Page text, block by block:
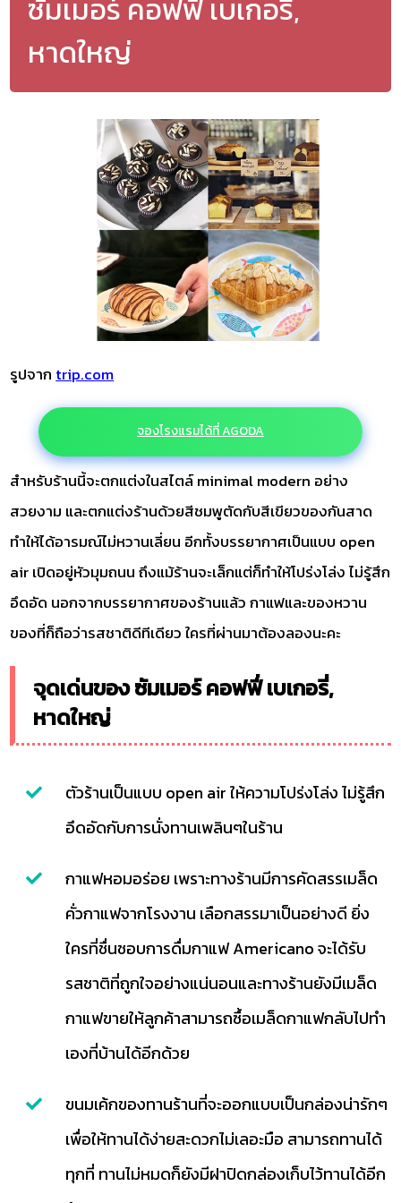
ซัมเมอร์ คอฟฟี่ เบเกอรี่,
หาดใหญ่
รูปจาก trip.com
จองโรงแรมได้ที่ AGODA
สำหรับร้านนี้จะตกแต่งในสไตล์ minimal modern อย่าง
สวยงาม และตกแต่งร้านด้วยสีชมพูตัดกับสีเขียวของกันสาด
ทำให้ได้อารมณ์ไม่หวานเลี่ยน อีกทั้งบรรยากาศเป็นแบบ open
air เปิดอยู่หัวมุมถนน ถึงแม้ร้านจะเล็กแต่ก็ทำให้โปร่งโล่ง ไม่รู้สึก
อึดอัด นอกจากบรรยากาศของร้านแล้ว กาแฟและของหวาน
ของที่ก็ถือว่ารสชาติดีทีเดียว ใครที่ผ่านมาต้องลองนะคะ
จุดเด่นของ ซัมเมอร์ คอฟฟี่ เบเกอรี่,
หาดใหญ่
ตัวร้านเป็นแบบ open air ให้ความโปร่งโล่ง ไม่รู้สึก
อึดอัดกับการนั่งทานเพลินๆในร้าน
กาแฟหอมอร่อย เพราะทางร้านมีการคัดสรรเมล็ด
คั่วกาแฟจากโรงงาน เลือกสรรมาเป็นอย่างดี ยิ่ง
ใครที่ชื่นชอบการดื่มกาแฟ Americano จะได้รับ
รสชาติที่ถูกใจอย่างแน่นอนและทางร้านยังมีเมล็ด
กาแฟขายให้ลูกค้าสามารถซื้อเมล็ดกาแฟกลับไปทำ
เองที่บ้านได้อีกด้วย
ขนมเค้กของทานร้านที่จะออกแบบเป็นกล่องน่ารักๆ
เพื่อให้ทานได้ง่ายสะดวกไม่เลอะมือ สามารถทานได้
ทุกที่ ทานไม่หมดก็ยังมีฝาปิดกล่องเก็บไว้ทานได้อีก